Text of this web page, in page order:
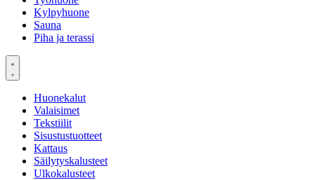
Kylpyhuone
Sauna
Piha ja terassi
Huonekalut
Valaisimet
Tekstiilit
Sisustustuotteet
Kattaus
Säilytyskalusteet
Ulkokalusteet